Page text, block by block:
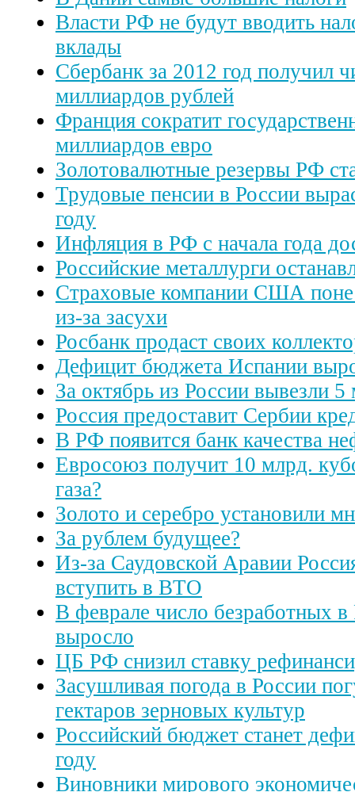
Власти РФ не будут вводить
вклады
Сбербанк за 2012 год получил
миллиардов рублей
Франция сократит
миллиардов евро
Золотовалютные резервы РФ
Трудовые пенсии в России
году
Инфляция в РФ с начала года
Российские металлурги
Страховые компании США
из-за засухи
Росбанк продаст своих
Дефицит бюджета Испании
За октябрь из России вывезли
Россия предоставит Сербии
В РФ появится банк качества
Евросоюз получит 10 млрд.
газа?
Золото и серебро установили
За рублем будущее?
Из-за Саудовской Аравии
вступить в ВТО
В феврале число безработных
выросло
ЦБ РФ снизил ставку
Засушливая погода в России
гектаров зерновых культур
Российский бюджет станет
году
Виновники мирового